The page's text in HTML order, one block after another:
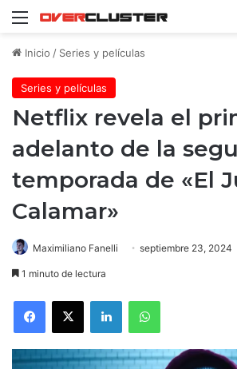
Menú
Inicio / Series y películas
Series y películas
Netflix revela el
adelanto de la
temporada de «El
Calamar»
Maximiliano Fanelli septiembre 23, 2024
1 minuto de lectura
Facebook
X LinkedInWhatsApp